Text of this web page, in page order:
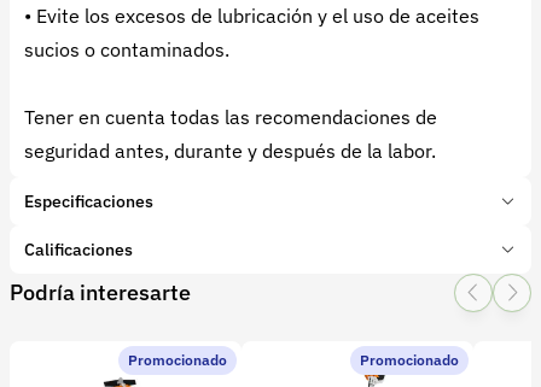
• Evite los excesos de lubricación y el uso de aceites
sucios o contaminados.
Tener en cuenta todas las recomendaciones de
seguridad antes, durante y después de la labor.
Especificaciones
Marca:
BELLOTA
Categoría:Herramientas y Equipos
Calificaciones
1 Star
2 Star
3 Star4 Star
0 calificaciones
Podría interesarte
Promocionado Promocionado